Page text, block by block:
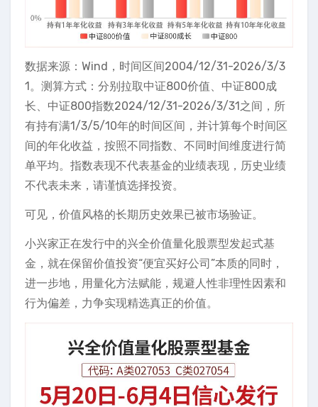
数据来源：Wind，时间区间2004/12/31-2026/3/3
1。测算方式：分别拉取中证800价值、中证800成
长、中证800指数2024/12/31-2026/3/31之间，所
有持有满1/3/5/10年的时间区间，并计算每个时间区
间的年化收益，按照不同指数、不同时间维度进行简
单平均。指数表现不代表基金的业绩表现，历史业绩
不代表未来，请谨慎选择投资。
可见，价值风格的长期历史效果已被市场验证。
小兴家正在发行中的兴全价值量化股票型发起式基
金，就在保留价值投资“便宜买好公司”本质的同时，
进一步地，用量化方法赋能，规避人性非理性因素和
行为偏差‌，力争实现精选真正的价值。